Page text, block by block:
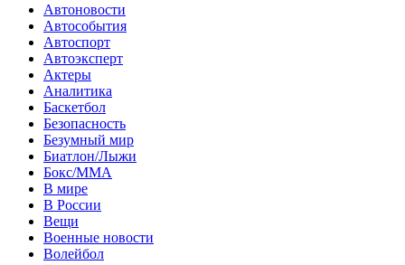
Автоновости
Автособытия
Автоспорт
Автоэксперт
Актеры
Аналитика
Баскетбол
Безопасность
Безумный мир
Биатлон/Лыжи
Бокс/MMA
В мире
В России
Вещи
Военные новости
Волейбол